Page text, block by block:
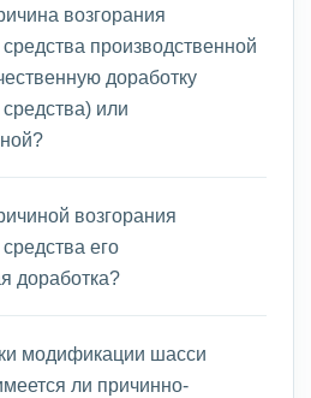
возгорания
производственной
доработку
или
возгорания
его
доработка?
модификации шасси
ли причинно-